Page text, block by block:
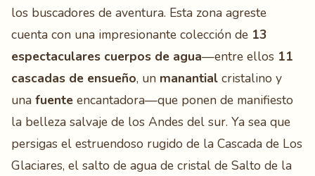
los buscadores de aventura. Esta zona agreste
cuenta con una impresionante colección de 13
espectaculares cuerpos de agua—entre ellos 11
cascadas de ensueño, un manantial cristalino y
una fuente encantadora—que ponen de manifiesto
la belleza salvaje de los Andes del sur. Ya sea que
persigas el estruendoso rugido de la Cascada de Los
Glaciares, el salto de agua de cristal de Salto de la